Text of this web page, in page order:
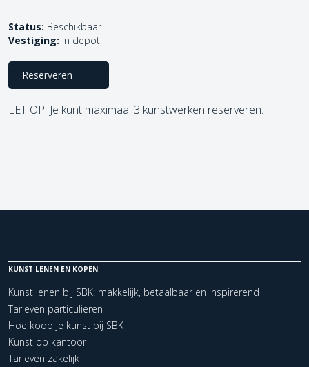
Status: Beschikbaar
Vestiging: In depot
Reserveren
LET OP! Je kunt maximaal 3 kunstwerken reserveren.
KUNST LENEN EN KOPEN
Kunst lenen bij SBK: makkelijk, betaalbaar en inspirerend
Tarieven particulieren
Hoe koop je kunst bij SBK
Kunst op kantoor
Tarieven zakelijk